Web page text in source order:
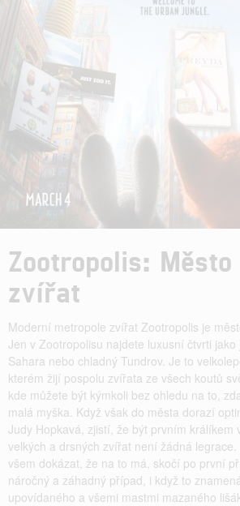
Zootropolis: Město
zvířat
Moderní metropole zvířat Zootropolis je
Jen v Zootropolisu najdete luxusní čtvrti
Sahara nebo chladný Tundrov. Je to
kterém žijí pospolu zvířata ze všech koutů
kde můžete být kýmkoli bez ohledu na to,
malá myška. Když však do města dorazí
Judy Hopkavá, zjistí, že být prvním králíkem
velkých a drsných zvířat není žádná
všem dokázat, že na to má, skočí po první
náročný a záhadný případ, i když to
upovídaného a všemi mastmi mazaného